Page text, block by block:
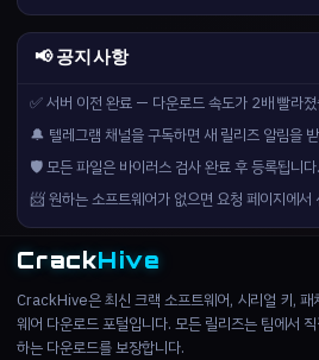
📢 공지사항
✅ 서버 이전 완료 — 다운로드 속도가 2배 빨라졌
🔔 텔레그램 채널을 구독하면 새 릴리즈 알림을
🛡️ 모든 파일은 바이러스 검사 완료 후 등록됩니다.
📨 원하는 소프트웨어가 없으면 요청 페이지에서
CrackHive
CrackHive은 최신 크랙 소프트웨어, 시리얼 키, 패
웨어 다운로드 포털입니다. 모든 릴리즈는 팀에서
하는 다운로드를 보장합니다.